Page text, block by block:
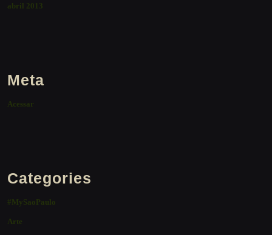
abril 2013
Meta
Acessar
Categories
#MySaoPaulo
Arte